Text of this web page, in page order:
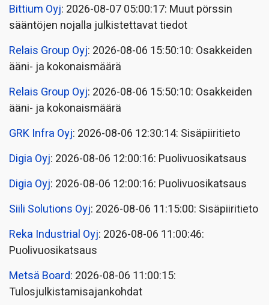
Bittium Oyj: 2026-08-07 05:00:17: Muut pörssin
sääntöjen nojalla julkistettavat tiedot
Relais Group Oyj: 2026-08-06 15:50:10: Osakkeiden
ääni- ja kokonaismäärä
Relais Group Oyj: 2026-08-06 15:50:10: Osakkeiden
ääni- ja kokonaismäärä
GRK Infra Oyj: 2026-08-06 12:30:14: Sisäpiiritieto
Digia Oyj: 2026-08-06 12:00:16: Puolivuosikatsaus
Digia Oyj: 2026-08-06 12:00:16: Puolivuosikatsaus
Siili Solutions Oyj: 2026-08-06 11:15:00: Sisäpiiritieto
Reka Industrial Oyj: 2026-08-06 11:00:46:
Puolivuosikatsaus
Metsä Board: 2026-08-06 11:00:15:
Tulosjulkistamisajankohdat